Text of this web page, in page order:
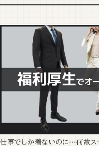
仕事でしか着ないのに…何故ス